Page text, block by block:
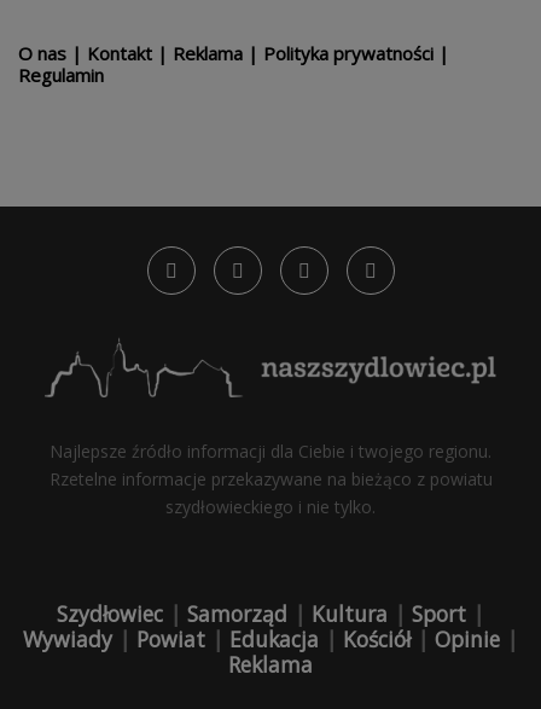
O nas | Kontakt | Reklama | Polityka prywatności |
Regulamin
Najlepsze źródło informacji dla Ciebie i twojego regionu.
Rzetelne informacje przekazywane na bieżąco z powiatu
szydłowieckiego i nie tylko.
Szydłowiec | Samorząd | Kultura | Sport |
Wywiady| Powiat | Edukacja | Kościół| Opinie |
Reklama